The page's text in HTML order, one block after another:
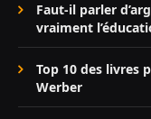
Faut-il parler
vraiment
Top 10 des livres
Werber